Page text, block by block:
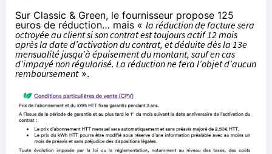
Sur Classic & Green, le fournisseur propose 125
euros de réduction… mais « la réduction de facture sera
octroyée au client si son contrat est toujours actif 12 mois
après la date d’activation du contrat, et déduite dès la 13e
mensualité jusqu’à épuisement du montant, sauf en cas
d’impayé non régularisé. La réduction ne fera l’objet d’aucun
remboursement».